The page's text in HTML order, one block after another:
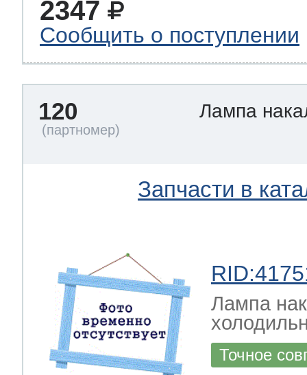
2347
Сообщить о поступлении
120 Лампа
Запчасти в
Лампа
Точное